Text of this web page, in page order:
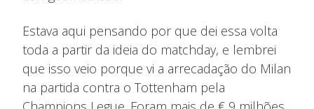
Estava aqui pensando por que dei essa volta
toda a partir da ideia do matchday, e lembrei
que isso veio porque vi a arrecadação do Milan
na partida contra o Tottenham pela